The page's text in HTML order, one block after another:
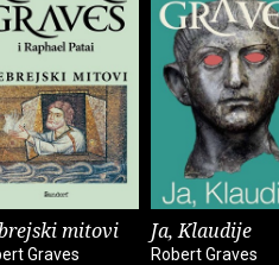
mitovi
Graves
Ja, Klaudije
Robert Graves